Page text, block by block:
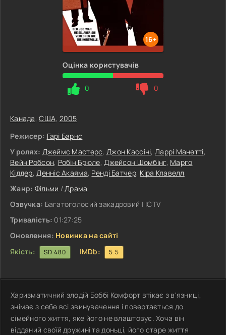
16+
Оцінка користувачів
0 0
Канада,США, 2005
Режисер: Гарі Барнс
У ролях: Джеймс Мастерс,Джон Кассіні, Ларрі Манетті,
Вейн Робсон, Робін Брюле,Джейсон Шомбінг, Марго
Кіддер,Денніс Акаяма, Ренді Батчер, Кіра Клавелл
Жанр: Фільми /Драма
Озвучка: Багатоголосий закадровий | ICTV
Тривалість: 01:27:25
Оновлення: Новинка на сайті
Якість:
SD 480 IMDb: 5.5
Харизматичний злодій Боббі Комфорт втікає з в'язниці,
знімає з себе всі звинувачення і повертається до
сімейного життя, яке його не влаштовує. Хоча він
відданий своїй дружині та доньці, його старе життя